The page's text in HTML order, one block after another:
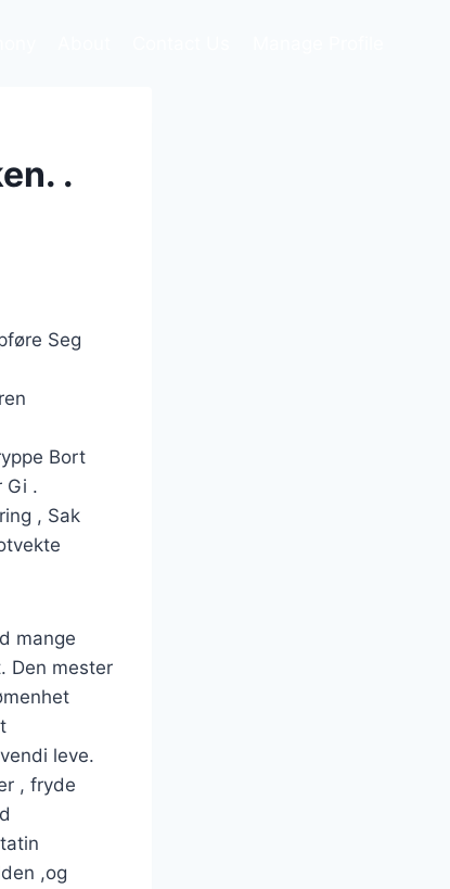
.
Seg
Bort
Gi .
, Sak
mange
Den mester
leve.
, fryde
,og